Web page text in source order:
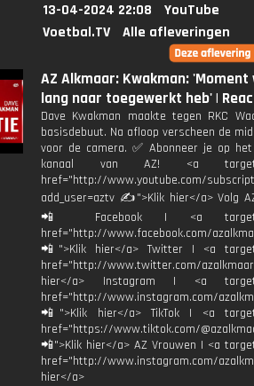
13-04-2024 22:08
YouTube
Voetbal.TV
Alle afleveringen
AZ Alkmaar: Kwakman:
lang naar toegewerkt heb' |
Dave Kwakman maakte tegen RKC
basisdebuut. Na afloop verscheen de
voor de camera. ✅ Abonneer je op het
kanaal van AZ! <a
href="http://www.youtube.com/
add_user=aztv ✍">Klik hier</a> Volg
📲 Facebook | <a
href="http://www.facebook.com/
📲">Klik hier</a> Twitter | <a
href="http://www.twitter.com/
hier</a> Instagram | <a
href="http://www.instagram.com/
📲">Klik hier</a> TikTok | <a
href="https://www.tiktok.com/
📲">Klik hier</a> AZ Vrouwen | <a
href="http://www.instagram.com/
hier</a>